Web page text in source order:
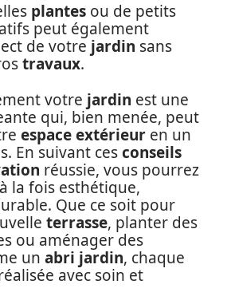
plantes ou de petits
peut également
de votre jardin sans
travaux.
votre jardin est une
qui, bien menée, peut
espace extérieur en un
En suivant cesconseils
réussie, vous pourrez
à la fois esthétique,
Que ce soit pour
terrasse, planter des
ou aménager des
un abri jardin, chaque
avec soin et